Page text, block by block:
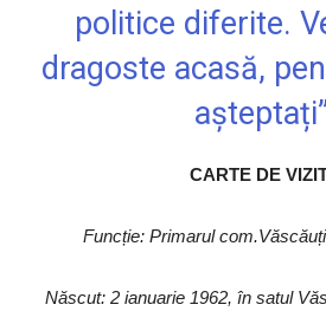
politice diferite.
dragoste acasă,
CARTE DE
Funcție: Primarul
Născut: 2 ianuarie 1962, în satul